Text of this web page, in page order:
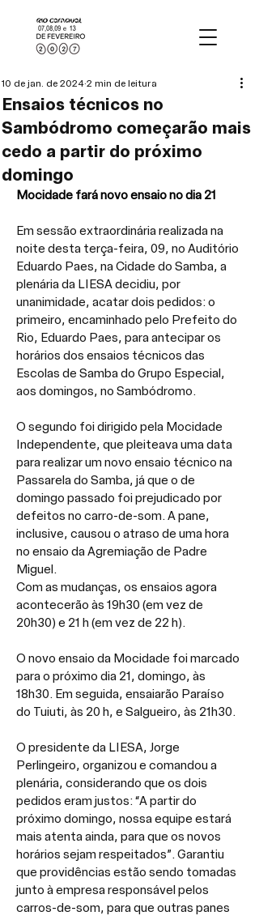
Ensaios técnicos no
Sambódromo começarão mais
cedo a partir do próximo
domingo
10 de jan. de 2024 2 min de leitura
Mocidade fará novo ensaio no dia 21
Em sessão extraordinária realizada na
noite desta terça-feira, 09, no Auditório
Eduardo Paes, na Cidade do Samba, a
plenária da LIESA decidiu, por
unanimidade, acatar dois pedidos: o
primeiro, encaminhado pelo Prefeito do
Rio, Eduardo Paes, para antecipar os
horários dos ensaios técnicos das
Escolas de Samba do Grupo Especial,
aos domingos, no Sambódromo.
O segundo foi dirigido pela Mocidade
Independente, que pleiteava uma data
para realizar um novo ensaio técnico na
Passarela do Samba, já que o de
domingo passado foi prejudicado por
defeitos no carro-de-som. A pane,
inclusive, causou o atraso de uma hora
no ensaio da Agremiação de Padre
Miguel.
Com as mudanças, os ensaios agora
acontecerão às 19h30 (em vez de
20h30) e 21 h (em vez de 22 h).
O novo ensaio da Mocidade foi marcado
para o próximo dia 21, domingo, às
18h30. Em seguida, ensaiarão Paraíso
do Tuiuti, às 20 h, e Salgueiro, às 21h30.
O presidente da LIESA, Jorge
Perlingeiro, organizou e comandou a
plenária, considerando que os dois
pedidos eram justos: “A partir do
próximo domingo, nossa equipe estará
mais atenta ainda, para que os novos
horários sejam respeitados”. Garantiu
que providências estão sendo tomadas
junto à empresa responsável pelos
carros-de-som, para que outras panes